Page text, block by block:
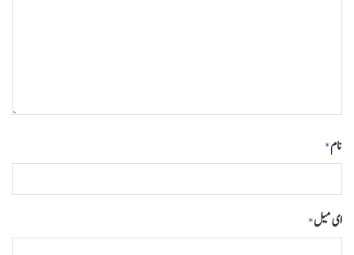
نام*
ای میل*